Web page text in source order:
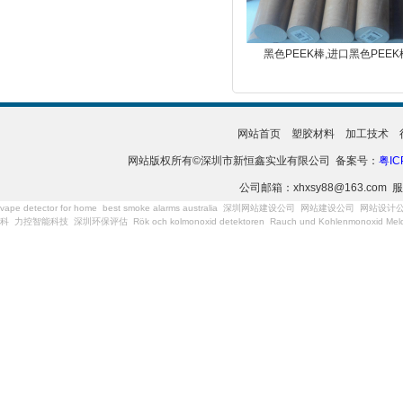
黑色PEEK棒,进口黑色PEEK
网站首页 塑胶材料 加工技术
网站版权所有©深圳市新恒鑫实业有限公司 备案号： 粤
公司邮箱：xhxsy88@163.com
vape detector for home best smoke alarms australia 深圳网站建设公司 网站建设公司
网站设计
科
力控智能科技 深圳环保评估 Rök och kolmonoxid detektoren Rauch und Kohlenmonoxid